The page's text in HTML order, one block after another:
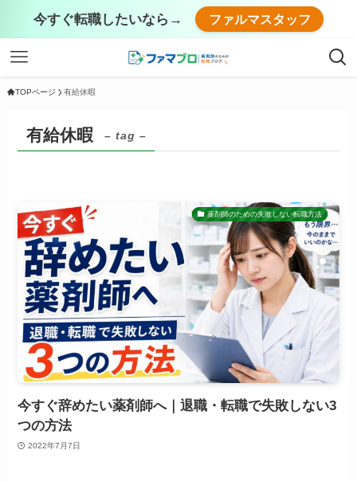
今すぐ転職したいなら→ ファルマスタッフ
TOPページ 有給休暇
有給休暇 – tag –
薬剤師のための失敗しない転職方法
今すぐ辞めたい薬剤師へ｜退職・転職で失敗しない3
つの方法
2022年7月7日